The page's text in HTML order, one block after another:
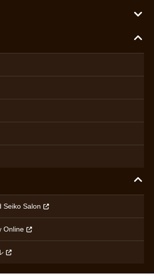
ターサービス
ー
について
シーおよび生成AIの利用指針
Seiko Salon
Online